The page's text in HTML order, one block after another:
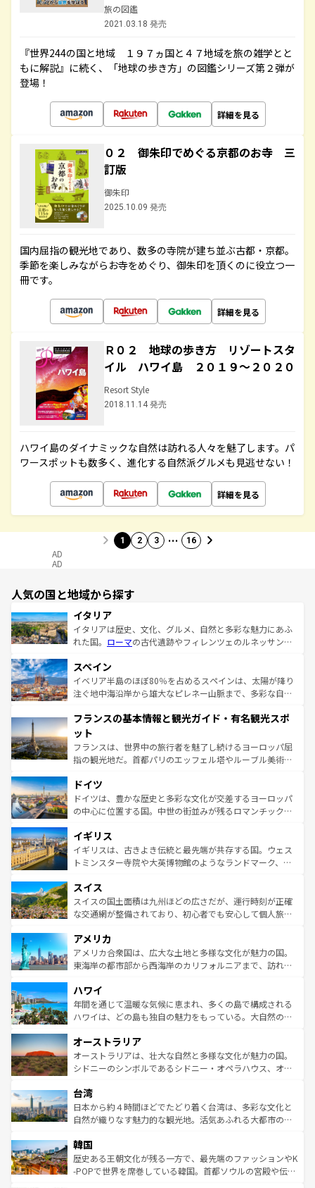
旅の図鑑
2021.03.18 発売
『世界244の国と地域 １９７ヵ国と４７地域を旅の雑学とと
もに解説』に続く、「地球の歩き方」の図鑑シリーズ第２弾が
登場！
詳細を見る
０２ 御朱印でめぐる京都のお寺 三
訂版
御朱印
2025.10.09 発売
国内屈指の観光地であり、数多の寺院が建ち並ぶ古都・京都。
季節を楽しみながらお寺をめぐり、御朱印を頂くのに役立つ一
冊です。
詳細を見る
Ｒ０２ 地球の歩き方 リゾートスタ
イル ハワイ島 ２０１９～２０２０
Resort Style
2018.11.14 発売
ハワイ島のダイナミックな自然は訪れる人々を魅了します。パ
ワースポットも数多く、進化する自然派グルメも見逃せない！
詳細を見る
1 2 3 … 16
AD
AD
人気の国と地域から探す
イタリア
イタリアは歴史、文化、グルメ、自然と多彩な魅力にあふ
れた国。 ローマの古代遺跡やフィレンツェのルネッサンス
ろん、トスカーナの美しい田園風景やアマルフィ海岸の絶
景など、自然景観も見逃せない。観光の合間には、本場の
ピザやパスタなど、絶品のイタリア料理を堪能することも
ませてくれるイタリアで、忘れられない旅をしてみよう！
なお、新着のイタリア情報は
しい。
スペイン
イベリア半島のほぼ80％を占めるスペインは、太陽が降り
注ぐ地中海沿岸から雄大なピレネー山脈まで、多彩な自然
文化が根付くこの国では、情熱的なフラメンコ、熱気あふ
れる闘牛、そして美味しいタパスが生活の一部となってい
る。首都マドリードの洗練された雰囲気や、バルセロナの
アートに溢れた街角から、地方では古代ローマ遺跡や中世
せる。地方によって風土や気候が異なるスペインはその個
性で訪れる人を魅了する。 なお、新着のスペイン情報は コ
ンテンツ一覧を参照してほしい。
フランスの基本情報と観光ガイド・有名観光スポ
ット
フランスは、世界中の旅行者を魅了し続けるヨーロッパ屈
指の観光地だ。首都パリのエッフェル塔やルーブル美術館
で、幅広い魅力が詰まっている。華麗な宮殿、歴史的な大
聖堂、美しいビーチ、そして豊かな自然が、訪れる者を心
から魅了する。また、フランスは美食の国としても知ら
いる。シャンパンの発祥地であるランス、プロヴァンスの
香り高いラベンダー畑など、多彩な楽しみ方が可能だ。さ
らに、パリ以外の地域にも魅力が溢れており、どの街角に
れる地方に足を運ぶとそれぞれで全く異なる文化を体験で
きるだろう。 なお、新着のフランス情報はコンテンツ一覧
を参照してほしい。
ドイツ
ドイツは、豊かな歴史と多彩な文化が交差するヨーロッパ
の中心に位置する国。中世の街並みが残るロマンチック街
顔を持つこの国は、どこを歩いても飽きることがない。ベ
ルリンの文化的活気、バイエルン州のアルプスの絶景、そ
してライン川沿いのワイン畑といった風景は必見。ビール
は、お酒好きな人にはぜひ体験してほしい。 なお、新着の
ドイツ情報はコンテンツ一覧を参照してほしい。
イギリス
イギリスは、古きよき伝統と最先端が共存する国。ウェス
トミンスター寺院や大英博物館のようなランドマーク、歴
リアごとに異なる魅力がある。また、優雅なアフタヌーン
ティー、ビール好きにはたまらない英国パブ、サッカー観
戦など、本場だからこそできる体験も豊富。イギリスを旅
ンツ一覧を参照してほしい。
スイス
スイスの国土面積は九州ほどの広さだが、運行時刻が正確
な交通網が整備されており、初心者でも安心して個人旅行
の建物がそのまま残る町や、スイスならではのユニークな
博物館もあり、アルプス観光だけでなく町歩きも満喫する
ことができる。国民の所得が高いため物価も高いが、旅行
ば市内交通費無料で観光を楽しむこともできる。 なお、新
着のスイス情報はコンテンツ一覧 を参照してほしい。
アメリカ
アメリカ合衆国は、広大な土地と多様な文化が魅力の国。
東海岸の都市部から西海岸のカリフォルニアまで、訪れる
のような巨大都市は、観光、ショッピング、エンターテイ
ンメントが詰まった刺激的なスポットだ。一方、アメリカ
西部には大自然が広がり、グランドキャニオンやイエロー
部のニューオーリンズでは、音楽と美食が融合した独特の
文化が魅力。旅行者はアメリカの各地域で異なる魅力を楽
しみながら、その多様性と豊かな歴史を感じることができ
ならではの贅沢な旅のスタイルだ。 なお、新着のアメリカ
情報はコンテンツ一覧を参照してほしい。
ハワイ
年間を通じて温暖な気候に恵まれ、多くの島で構成される
ハワイは、どの島も独自の魅力をもっている。大自然の神
ワイ島は見逃せない。また、定番の観光地といえばオアフ
島だが、静かな自然を求めるならマウイ島やカウアイ島が
おすすめ。エメラルドグリーンに輝く海をはじめ、豊かな
れるおもてなしの心で訪れる人々を迎えてくれるハワイの
人々、おいしいローカルフードやハワイアンミュージッ
ク、伝統的なフラダンスなど、すべてがハワイの魅力を彩
ワイを、存分に味わってほしい。 なお、新着のハワイ情報
はコンテンツ一覧を参照してほしい。
オーストラリア
オーストラリアは、壮大な自然と多様な文化が魅力の国。
シドニーのシンボルであるシドニー・オペラハウス、オー
リアリーフや大陸中央部にそびえるウルル（エアーズロッ
ク）、タスマニアの美しい原生林やケアンズの熱帯雨林な
ど、見どころがたくさん。また、カフェやワイン、オージ
いる。アクティビティも充実しており、サーフィンやダイ
ビング、ハイキングなど、アウトドア好きにはたまらな
い。オーストラリアの多彩な魅力を存分に味わいつくそ
台湾
日本から約４時間ほどでたどり着く台湾は、多彩な文化と
自然が織りなす魅力的な観光地。活気あふれる大都市の台
ン）、静ひつな山岳地帯である台湾東部など、都市の喧騒
と山間の静けさが共存しており、訪れる人に新しい発見と
驚きをもたらしてくれる。また、奥深い台湾の食文化も魅
韓国
歴史ある王朝文化が残る一方で、最先端のファッションやK
-POPで世界を席巻している韓国。首都ソウルの宮殿や伝統